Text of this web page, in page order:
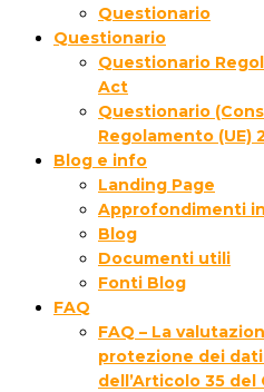
Questionario
Questionario
Questionario
Act
Questionario
Regolamento (UE)
Blog e info
Landing Page
Approfondimenti
Blog
Documenti utili
Fonti Blog
FAQ
FAQ – La
protezione dei dati
dell’Articolo 35 del